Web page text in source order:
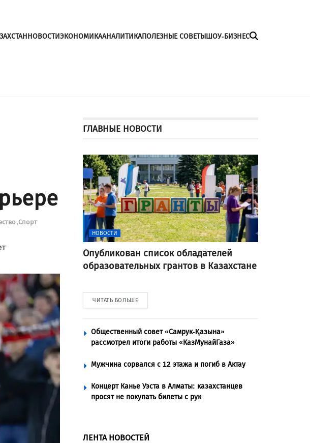
НОВОСТИЭКОНОМИКААНАЛИТИКАПОЛЕЗНЫЕ СОВЕТЫШОУ-БИЗНЕС
Спорт
ГЛАВНЫЕ НОВОСТИ
НОВОСТИ
Опубликован список обладателей
образовательных грантов в Казахстане
ЧИТАТЬ БОЛЬШЕ
Общественный совет «Самрук-Қазына»
рассмотрел итоги работы «КазМунайГаза»
Мужчина сорвался с 12 этажа и погиб в Актау
Концерт Канье Уэста в Алматы: казахстанцев
просят не покупать билеты с рук
ЛЕНТА НОВОСТЕЙ